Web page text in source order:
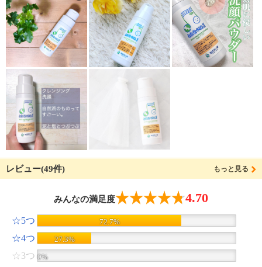
レビュー(49件) もっと見る
みんなの満足度 4.70
☆5つ 72.7%
☆4つ 27.3%
☆3つ 0%